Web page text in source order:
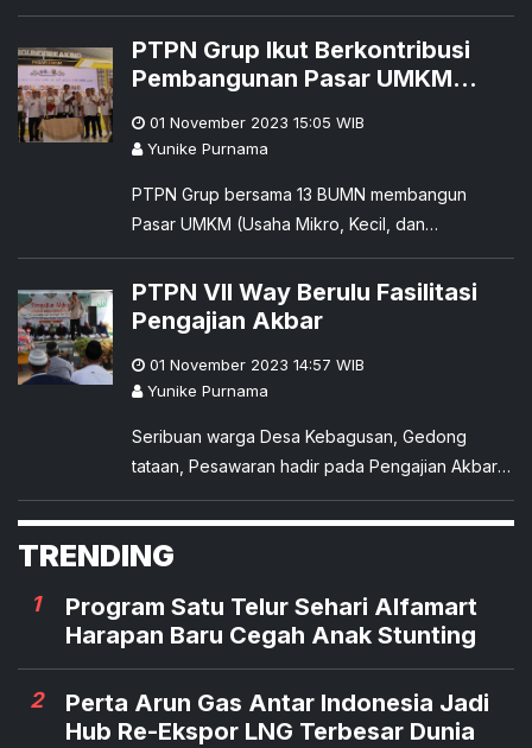
Guntoro kepada Direksi PTPN VII pada Kamis
(2/11/2023).
PTPN Grup Ikut Berkontribusi
Pembangunan Pasar UMKM
01 November 2023 15:05 WIB
Yunike Purnama
PTPN Grup bersama 13 BUMN membangun
Pasar UMKM (Usaha Mikro, Kecil, dan
Menengah) Lampung yang diinisiasi Pemprov
Lampung.
PTPN VII Way Berulu Fasilitasi
Pengajian Akbar
01 November 2023 14:57 WIB
Yunike Purnama
Seribuan warga Desa Kebagusan, Gedong
tataan, Pesawaran hadir pada Pengajian Akbar
di Masjid Alkarim, Komplek PTPN VII Unit Way
Berulu, Sabtu (28/10/2023).
TRENDING
1
Program Satu Telur Sehari Alfamart
Harapan Baru Cegah Anak Stunting
2
Perta Arun Gas Antar Indonesia Jadi
Hub Re-Ekspor LNG Terbesar Dunia